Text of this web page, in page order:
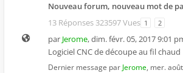
Nouveau forum, nouveau mot de
13 Réponses 323597 Vues 1 2
par Jerome,dim. févr. 05, 2017 9:01
Logiciel CNC de découpe au fil chaud
Dernier message par Jerome, mer.